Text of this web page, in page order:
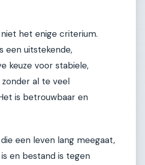
het enige criterium.
een uitstekende,
keuze voor stabiele,
al te veel
is betrouwbaar en
een leven lang meegaat,
en bestand is tegen